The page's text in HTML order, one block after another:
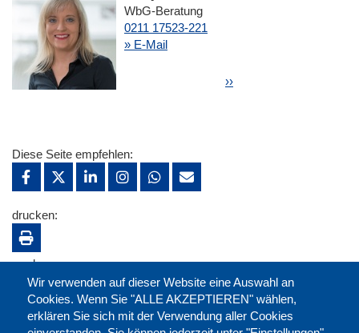
WbG-Beratung
0211 17523-221
» E-Mail
SeitennummerierungNächste Seite
››
Wir verwenden auf dieser Website eine Auswahl an
Cookies. Wenn Sie "ALLE AKZEPTIEREN" wählen,
erklären Sie sich mit der Verwendung aller Cookies
Diese Seite empfehlen:
drucken:
merken: